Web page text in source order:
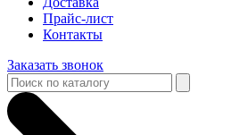
Прайс-лист
Контакты
Заказать звонок